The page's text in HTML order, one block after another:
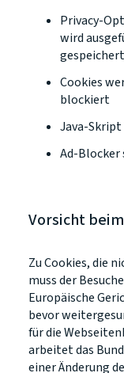
Privacy-
wird
Cookies
blockiert
Java-
Ad-
Vorsicht
Zu Cookies, die
muss der
Europäische
bevor
für die
arbeitet das
einer Änderung